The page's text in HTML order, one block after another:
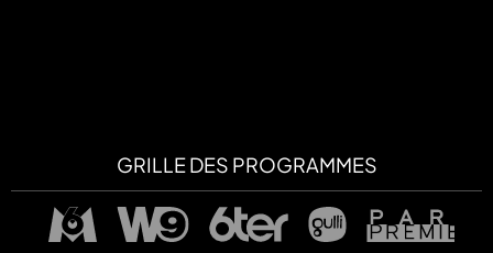
GRILLE DES PROGRAMMES